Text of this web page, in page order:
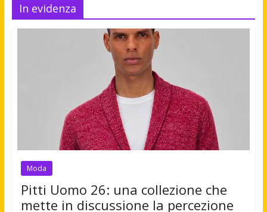
In evidenza
Moda
Pitti Uomo 26: una collezione che
mette in discussione la percezione